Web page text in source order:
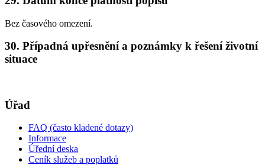
Bez časového omezení.
30. Případná upřesnění a poznámky k řešení životní
situace
Úřad
FAQ (často kladené dotazy)
Informace
Úřední deska
Ceník služeb a poplatků